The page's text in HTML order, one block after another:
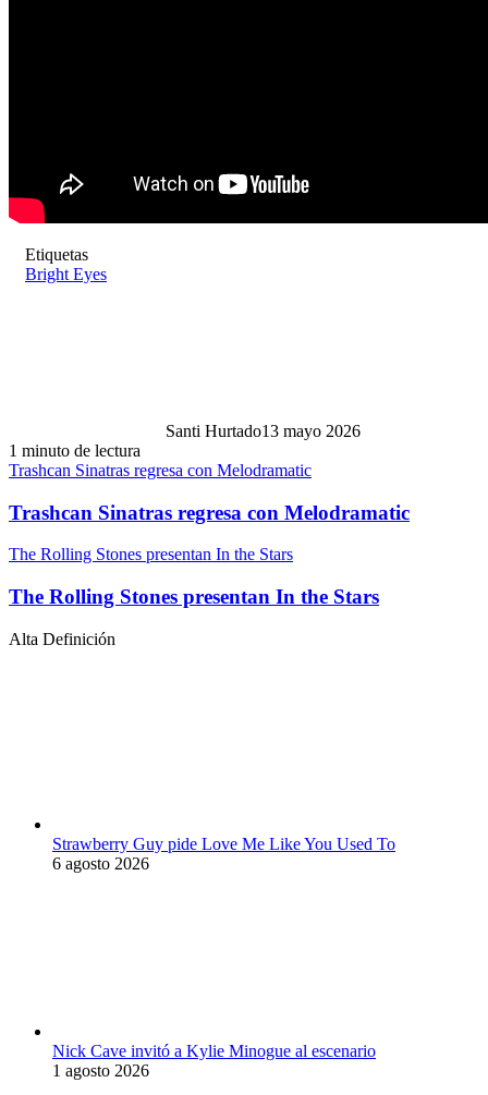
Etiquetas
Bright Eyes
Santi Hurtado13 mayo 2026
1 minuto de lectura
Trashcan Sinatras regresa con Melodramatic
Trashcan Sinatras regresa con Melodramatic
The Rolling Stones presentan In the Stars
The Rolling Stones presentan In the Stars
Alta Definición
Strawberry Guy pide Love Me Like You Used To
6 agosto 2026
Nick Cave invitó a Kylie Minogue al escenario
1 agosto 2026